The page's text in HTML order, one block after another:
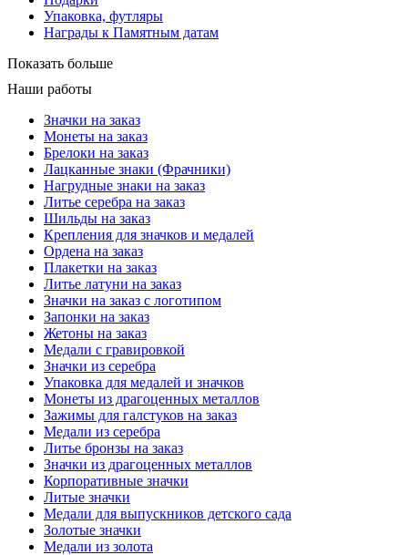
Упаковка, футляры
Награды к Памятным датам
Показать больше
Наши работы
Значки на заказ
Монеты на заказ
Брелоки на заказ
Лацканные знаки (Фрачники)
Нагрудные знаки на заказ
Литье серебра на заказ
Шильды на заказ
Крепления для значков и медалей
Ордена на заказ
Плакетки на заказ
Литье латуни на заказ
Значки на заказ с логотипом
Запонки на заказ
Жетоны на заказ
Медали с гравировкой
Значки из серебра
Упаковка для медалей и значков
Монеты из драгоценных металлов
Зажимы для галстуков на заказ
Медали из серебра
Литье бронзы на заказ
Значки из драгоценных металлов
Корпоративные значки
Литые значки
Медали для выпускников детского сада
Золотые значки
Медали из золота